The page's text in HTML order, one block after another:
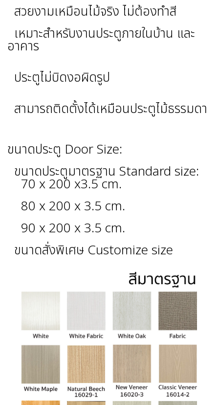
สวยงามเหมือนไม้จริง ไม่ต้องทำสี
เหมาะสำหรับงานประตูภายในบ้าน และ
อาคาร
ประตูไม่บิดงอผิดรูป
สามารถติดตั้งได้เหมือนประตูไม้ธรรมดา
ขนาดประตู Door Size:
ขนาดประตูมาตรฐาน Standard size:
70 x 200 x3.5 cm.
80 x 200 x 3.5 cm.
90 x 200 x 3.5 cm.
ขนาดสั่งพิเศษ Customize size